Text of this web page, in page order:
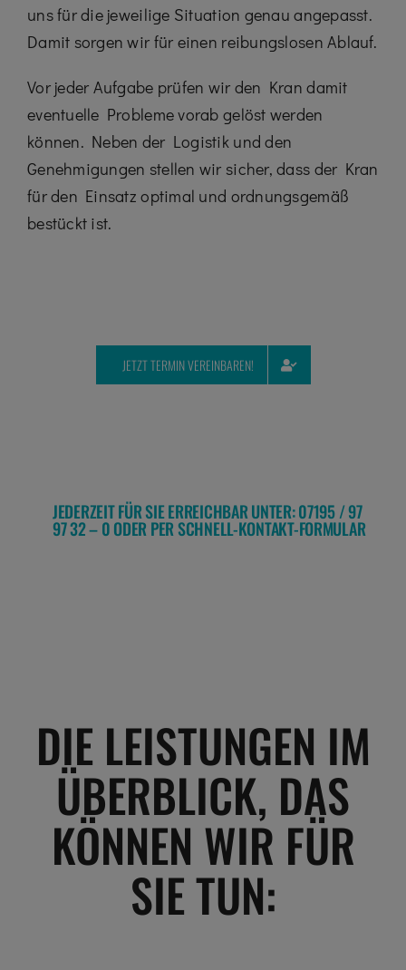
uns für die jeweilige Situation genau angepasst.
Damit sorgen wir für einen reibungslosen Ablauf.
Vor jeder Aufgabe prüfen wir den Kran damit
eventuelle Probleme vorab gelöst werden
können. Neben der Logistik und den
Genehmigungen stellen wir sicher, dass der Kran
für den Einsatz optimal und ordnungsgemäß
bestückt ist.
JETZT TERMIN VEREINBAREN!
JEDERZEIT FÜR SIE ERREICHBAR UNTER: 07195 / 97
97 32 – 0 ODER PER SCHNELL-KONTAKT-FORMULAR
DIE LEISTUNGEN IM
ÜBERBLICK, DAS
KÖNNEN WIR FÜR
SIE TUN: